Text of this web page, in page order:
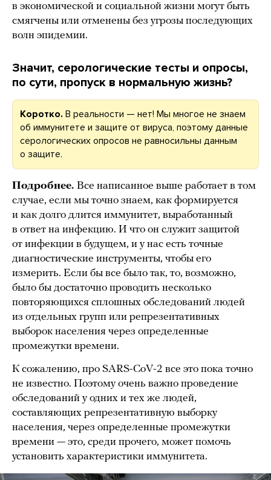
в экономической и социальной жизни могут быть
смягчены или отменены без угрозы последующих
волн эпидемии.
Значит, серологические тесты и опросы,
по сути, пропуск в нормальную жизнь?
Коротко. В реальности — нет! Мы многое не знаем
об иммунитете и защите от вируса, поэтому данные
серологических опросов не равносильны данным
о защите.
Подробнее. Все написанное выше работает в том
случае, если мы точно знаем, как формируется
и как долго длится иммунитет, выработанный
в ответ на инфекцию. И что он служит защитой
от инфекции в будущем, и у нас есть точные
диагностические инструменты, чтобы его
измерить. Если бы все было так, то, возможно,
было бы достаточно проводить несколько
повторяющихся сплошных обследований людей
из отдельных групп или репрезентативных
выборок населения через определенные
промежутки времени.
К сожалению, про SARS-CoV-2 все это пока точно
не известно. Поэтому очень важно проведение
обследований у одних и тех же людей,
составляющих репрезентативную выборку
населения, через определенные промежутки
времени — это, среди прочего, может помочь
установить характеристики иммунитета.